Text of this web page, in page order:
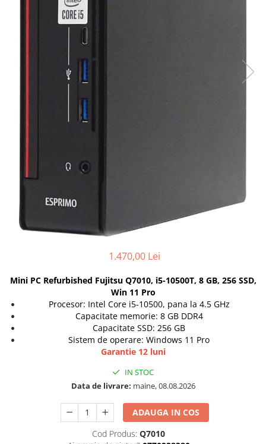
Incarcatoare laptop
Ventilatoare carcasa
Placi de baza REFURBISHED
Procesoare
Calculatoare All-in-One NOI
Calculatoare All-in-One RENEW
Componente All-in-One
1.470,00 Lei
Mini PC Refurbished Fujitsu Q7010, i5-10500T, 8 GB, 256 SSD,
Win 11 Pro
Procesor: Intel Core i5-10500, pana la 4.5 GHz
Capacitate memorie: 8 GB DDR4
Capacitate SSD: 256 GB
Sistem de operare: Windows 11 Pro
Garantie 12 luni
IN STOC
Data de livrare: maine, 08.08.2026
ADAUGA IN COS
Cod Produs: Q7010